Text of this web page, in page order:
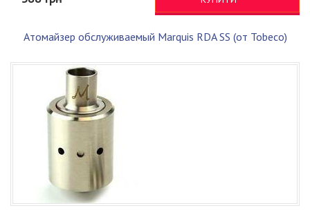
Атомайзер обслуживаемый Marquis RDA SS (от Tobeco)